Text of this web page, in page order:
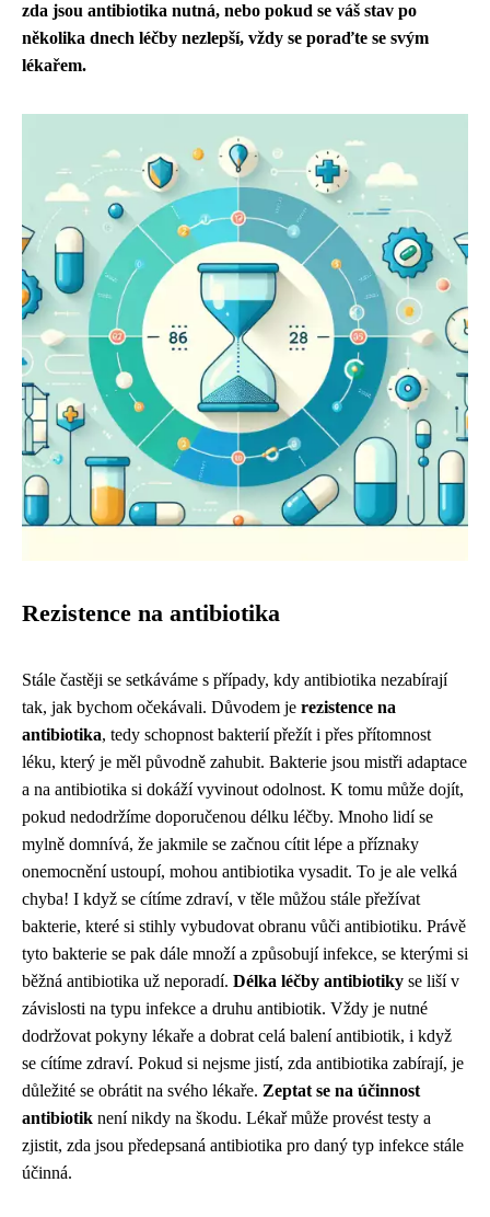
zda jsou antibiotika nutná, nebo pokud se váš stav po
několika dnech léčby nezlepší, vždy se poraďte se svým
lékařem.
Rezistence na antibiotika
Stále častěji se setkáváme s případy, kdy antibiotika nezabírají
tak, jak bychom očekávali. Důvodem je rezistence na
antibiotika, tedy schopnost bakterií přežít i přes přítomnost
léku, který je měl původně zahubit. Bakterie jsou mistři adaptace
a na antibiotika si dokáží vyvinout odolnost. K tomu může dojít,
pokud nedodržíme doporučenou délku léčby. Mnoho lidí se
mylně domnívá, že jakmile se začnou cítit lépe a příznaky
onemocnění ustoupí, mohou antibiotika vysadit. To je ale velká
chyba! I když se cítíme zdraví, v těle můžou stále přežívat
bakterie, které si stihly vybudovat obranu vůči antibiotiku. Právě
tyto bakterie se pak dále množí a způsobují infekce, se kterými si
běžná antibiotika už neporadí. Délka léčby antibiotiky se liší v
závislosti na typu infekce a druhu antibiotik. Vždy je nutné
dodržovat pokyny lékaře a dobrat celá balení antibiotik, i když
se cítíme zdraví. Pokud si nejsme jistí, zda antibiotika zabírají, je
důležité se obrátit na svého lékaře. Zeptat se na účinnost
antibiotik není nikdy na škodu. Lékař může provést testy a
zjistit, zda jsou předepsaná antibiotika pro daný typ infekce stále
účinná.